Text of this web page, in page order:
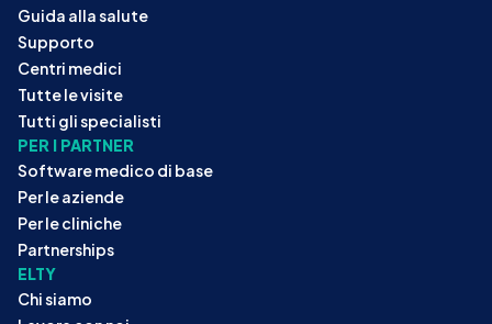
Guida alla salute
Supporto
Centri medici
Tutte le visite
Tutti gli specialisti
PER I PARTNER
Software medico di base
Per le aziende
Per le cliniche
Partnerships
ELTY
Chi siamo